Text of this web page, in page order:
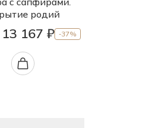
родий
13 167 ₽ -37%